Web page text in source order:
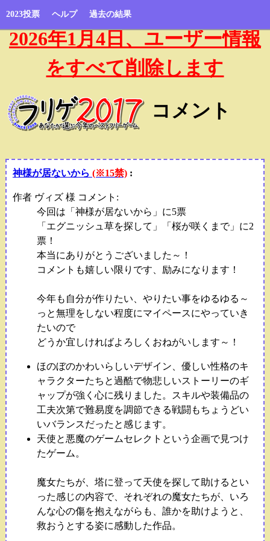
2023投票 ヘルプ 過去の結果
2026年1月4日、ユーザー情報
をすべて削除します
コメント
神様が居ないから (※15禁):
作者 ヴィズ 様 コメント:
今回は「神様が居ないから」に5票
「エグニッシュ草を探して」「桜が咲くまで」に2
票！
本当にありがとうございました～！
コメントも嬉しい限りです、励みになります！
今年も自分が作りたい、やりたい事をゆるゆる～
っと無理をしない程度にマイペースにやっていき
たいので
どうか宜しければよろしくおねがいします～！
ほのぼのかわいらしいデザイン、優しい性格のキ
ャラクターたちと過酷で物悲しいストーリーのギ
ャップが強く心に残りました。スキルや装備品の
工夫次第で難易度を調節できる戦闘もちょうどい
いバランスだったと感じます。
天使と悪魔のゲームセレクトという企画で見つけ
たゲーム。
魔女たちが、塔に登って天使を探して助けるとい
った感じの内容で、それぞれの魔女たちが、いろ
んな心の傷を抱えながらも、誰かを助けようと、
救おうとする姿に感動した作品。